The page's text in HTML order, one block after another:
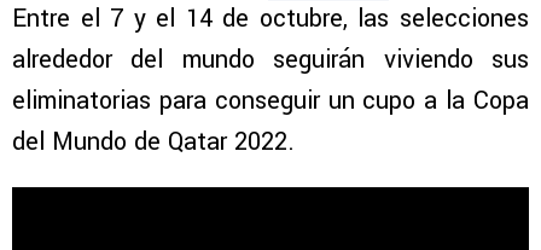
Entre el 7 y el 14 de octubre, las selecciones
alrededor del mundo seguirán viviendo sus
eliminatorias para conseguir un cupo a la Copa
del Mundo de Qatar 2022.